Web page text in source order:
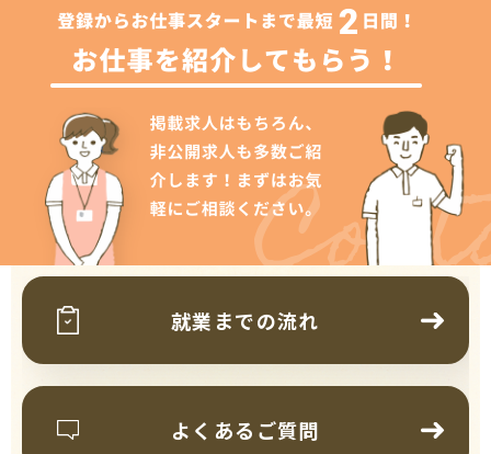
就業までの流れ
よくあるご質問